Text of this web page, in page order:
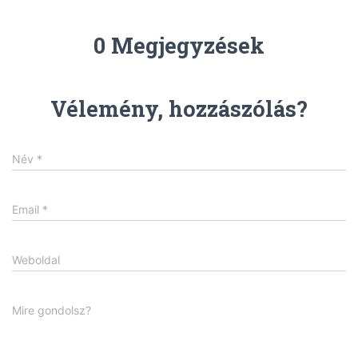
0 Megjegyzések
Vélemény, hozzászólás?
Név *
Email *
Weboldal
Mire gondolsz?